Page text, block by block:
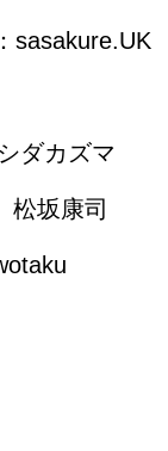
sasakure.UK
ダカズマ
松坂康司